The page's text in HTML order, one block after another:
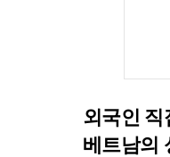
외국인 직
베트남의